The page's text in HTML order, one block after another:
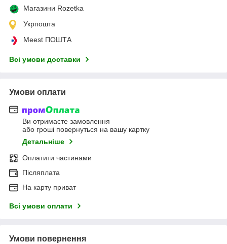
Магазини Rozetka
Укрпошта
Meest ПОШТА
Всі умови доставки
Умови оплати
Ви отримаєте замовлення
або гроші повернуться на вашу картку
Детальніше
Оплатити частинами
Післяплата
На карту приват
Всі умови оплати
Умови повернення